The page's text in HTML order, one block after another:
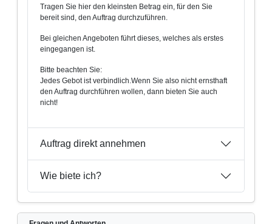
Tragen Sie hier den kleinsten Betrag ein, für den Sie
bereit sind, den Auftrag durchzuführen.
Bei gleichen Angeboten führt dieses, welches als erstes
eingegangen ist.
Bitte beachten Sie:
Jedes Gebot ist verbindlich.Wenn Sie also nicht ernsthaft
den Auftrag durchführen wollen, dann bieten Sie auch
nicht!
Auftrag direkt annehmen
Wie biete ich?